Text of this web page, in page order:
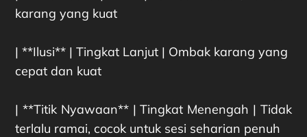
karang yang kuat
| **Ilusi** | Tingkat Lanjut | Ombak karang yang
cepat dan kuat
| **Titik Nyawaan** | Tingkat Menengah | Tidak
terlalu ramai, cocok untuk sesi seharian penuh